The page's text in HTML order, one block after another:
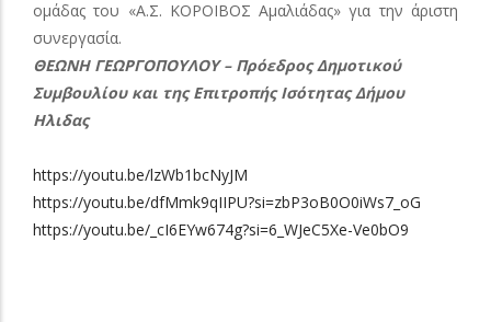
ομάδας του «Α.Σ. ΚΟΡΟΙΒΟΣ Αμαλιάδας» για την άριστη
συνεργασία.
ΘΕΩΝΗ ΓΕΩΡΓΟΠΟΥΛΟΥ – Πρόεδρος Δημοτικού
Συμβουλίου και της Επιτροπής Ισότητας Δήμου
Ηλιδας
https://youtu.be/lzWb1bcNyJM
https://youtu.be/dfMmk9qIIPU?si=zbP3oB0O0iWs7_oG
https://youtu.be/_cI6EYw674g?si=6_WJeC5Xe-Ve0bO9